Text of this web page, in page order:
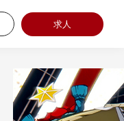
求人